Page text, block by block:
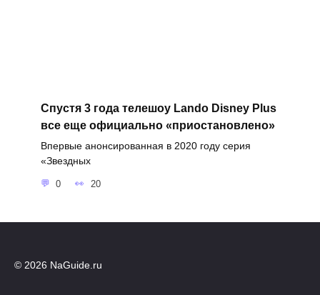
Спустя 3 года телешоу Lando Disney Plus
все еще официально «приостановлено»
Впервые анонсированная в 2020 году серия
«Звездных
0 20
© 2026 NaGuide.ru